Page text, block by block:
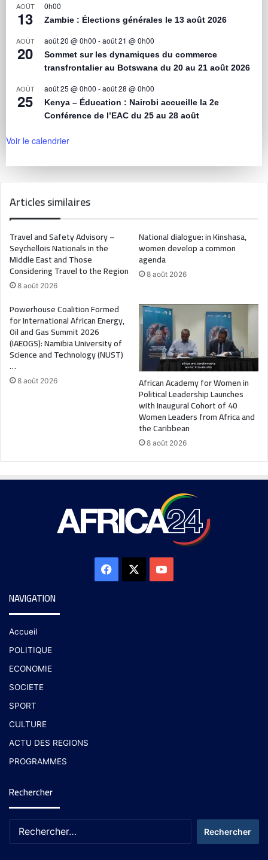
AOÛT
13
0h00
Zambie : Élections générales le 13 août 2026
AOÛT
20
août 20 @ 0h00 -août 21 @ 0h00
Sommet sur les dynamiques du commerce
transfrontalier au Botswana du 20 au 21 août 2026
AOÛT
25
août 25 @ 0h00 -août 28 @ 0h00
Kenya – Éducation : Nairobi accueille la 2e
Conférence de l’EAC du 25 au 28 août
Voir le calendrier
Articles similaires
Travel and Safety Advisory –
Seychellois Nationals in the
Middle East and Those
Considering Travel to the Region
8 août 2026
National dialogue: in Kinshasa,
women develop a common
agenda
8 août 2026
Powerhouse Coalition Formed
for International African Energy,
Oil and Gas Summit 2026
(IAEOGS): Namibia University of
Science and Technology (NUST)
…
8 août 2026 African Academy for Women in
Political Leadership Launches
with Inaugural Cohort of 40
Women Leaders from Africa and
the Caribbean
8 août 2026
NAVIGATION
Accueil
POLITIQUE
ECONOMIE
SOCIETE
SPORT
CULTURE
ACTU DES REGIONS
PROGRAMMES
Rechercher